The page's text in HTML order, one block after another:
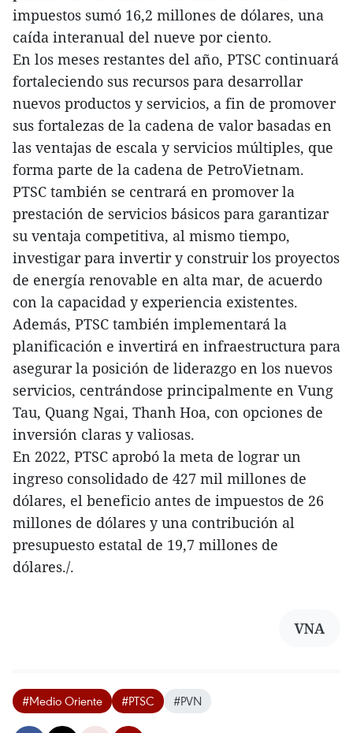
impuestos sumó 16,2 millones de dólares, una
caída interanual del nueve por ciento.
En los meses restantes del año, PTSC continuará
fortaleciendo sus recursos para desarrollar
nuevos productos y servicios, a fin de promover
sus fortalezas de la cadena de valor basadas en
las ventajas de escala y servicios múltiples, que
forma parte de la cadena de PetroVietnam.
PTSC también se centrará en promover la
prestación de servicios básicos para garantizar
su ventaja competitiva, al mismo tiempo,
investigar para invertir y construir los proyectos
de energía renovable en alta mar, de acuerdo
con la capacidad y experiencia existentes.
Además, PTSC también implementará la
planificación e invertirá en infraestructura para
asegurar la posición de liderazgo en los nuevos
servicios, centrándose principalmente en Vung
Tau, Quang Ngai, Thanh Hoa, con opciones de
inversión claras y valiosas.
En 2022, PTSC aprobó la meta de lograr un
ingreso consolidado de 427 mil millones de
dólares, el beneficio antes de impuestos de 26
millones de dólares y una contribución al
presupuesto estatal de 19,7 millones de
dólares./.
VNA
#Medio Oriente #PTSC #PVN